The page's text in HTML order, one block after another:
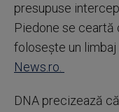
presupuse
Piedone se ceartă
foloseşte un
News.ro.
DNA precizează